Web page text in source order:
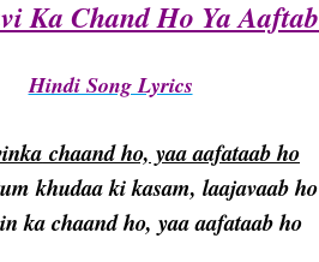
Ka Chand Ho Ya Aaftab
Hindi Song Lyrics
ka chaand ho, yaa aafataab ho
khudaa ki kasam, laajavaab ho
ka chaand ho, yaa aafataab ho